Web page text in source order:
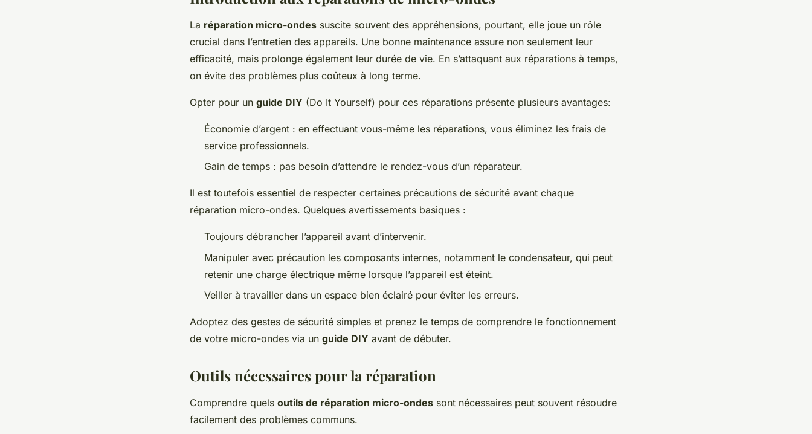
La réparation micro-ondes suscite souvent des appréhensions, pourtant, elle joue un rôle
crucial dans l’entretien des appareils. Une bonne maintenance assure non seulement leur
efficacité, mais prolonge également leur durée de vie. En s’attaquant aux réparations à temps,
on évite des problèmes plus coûteux à long terme.
Opter pour un guide DIY (Do It Yourself) pour ces réparations présente plusieurs avantages:
Économie d’argent : en effectuant vous-même les réparations, vous éliminez les frais de
service professionnels.
Gain de temps : pas besoin d’attendre le rendez-vous d’un réparateur.
Il est toutefois essentiel de respecter certaines précautions de sécurité avant chaque
réparation micro-ondes. Quelques avertissements basiques :
Toujours débrancher l’appareil avant d’intervenir.
Manipuler avec précaution les composants internes, notamment le condensateur, qui peut
retenir une charge électrique même lorsque l’appareil est éteint.
Veiller à travailler dans un espace bien éclairé pour éviter les erreurs.
Adoptez des gestes de sécurité simples et prenez le temps de comprendre le fonctionnement
de votre micro-ondes via un guide DIY avant de débuter.
Outils nécessaires pour la réparation
Comprendre quels outils de réparation micro-ondes sont nécessaires peut souvent résoudre
facilement des problèmes communs.